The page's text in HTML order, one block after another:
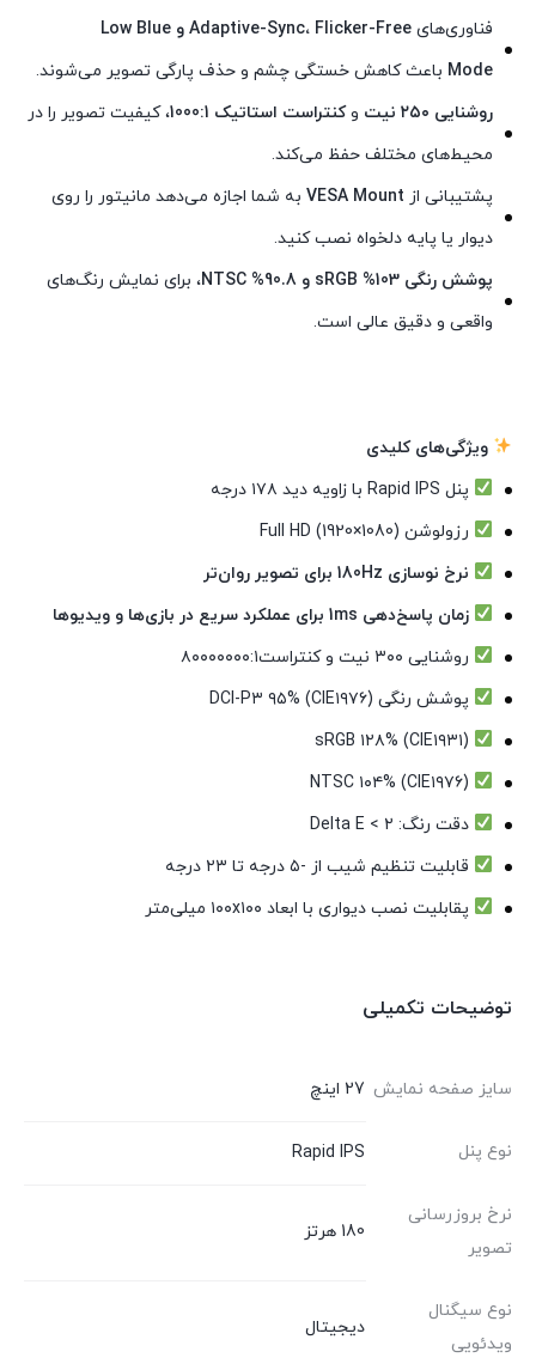
فناوری‌های
Adaptive-Sync، Flicker-Free و Low Blue
Mode باعث کاهش خستگی چشم و حذف پارگی تصویر می‌شوند.
روشنایی ۲۵۰ نیت
وکنتراست استاتیک 1000:1
، کیفیت تصویر را در
محیط‌های مختلف حفظ می‌کند.
پشتیبانی از VESA Mount به شما اجازه می‌دهد مانیتور را روی
دیوار یا پایه دلخواه نصب کنید.
پوشش رنگی 103% sRGB و 90.8% NTSC
، برای نمایش رنگ‌های
واقعی و دقیق عالی است.
ویژگی‌های کلیدی
پنل Rapid IPS با زاویه دید ۱۷۸ درجه
رزولوشن Full HD (1920×1080)
نرخ نوسازی 180Hz برای تصویر روان‌تر
زمان پاسخ‌دهی 1ms برای عملکرد سریع در بازی‌ها و ویدیوها
روشنایی ۳۰۰ نیت و کنتراست۸۰۰۰۰۰۰۰:۱
پوشش رنگی DCI-P۳ ۹۵% (CIE۱۹۷۶)
دقت رنگ: Delta E < ۲
قابلیت تنظیم شیب از -۵ درجه تا ۲۳ درجه
پقابلیت نصب دیواری با ابعاد ۱۰۰x۱۰۰ میلی‌متر
توضیحات تکمیلی
سایز صفحه نمایش 27 اینچ
نوع پنل Rapid IPS
نرخ بروزرسانی
تصویر
180 هرتز
نوع سیگنال
ویدئویی
دیجیتال